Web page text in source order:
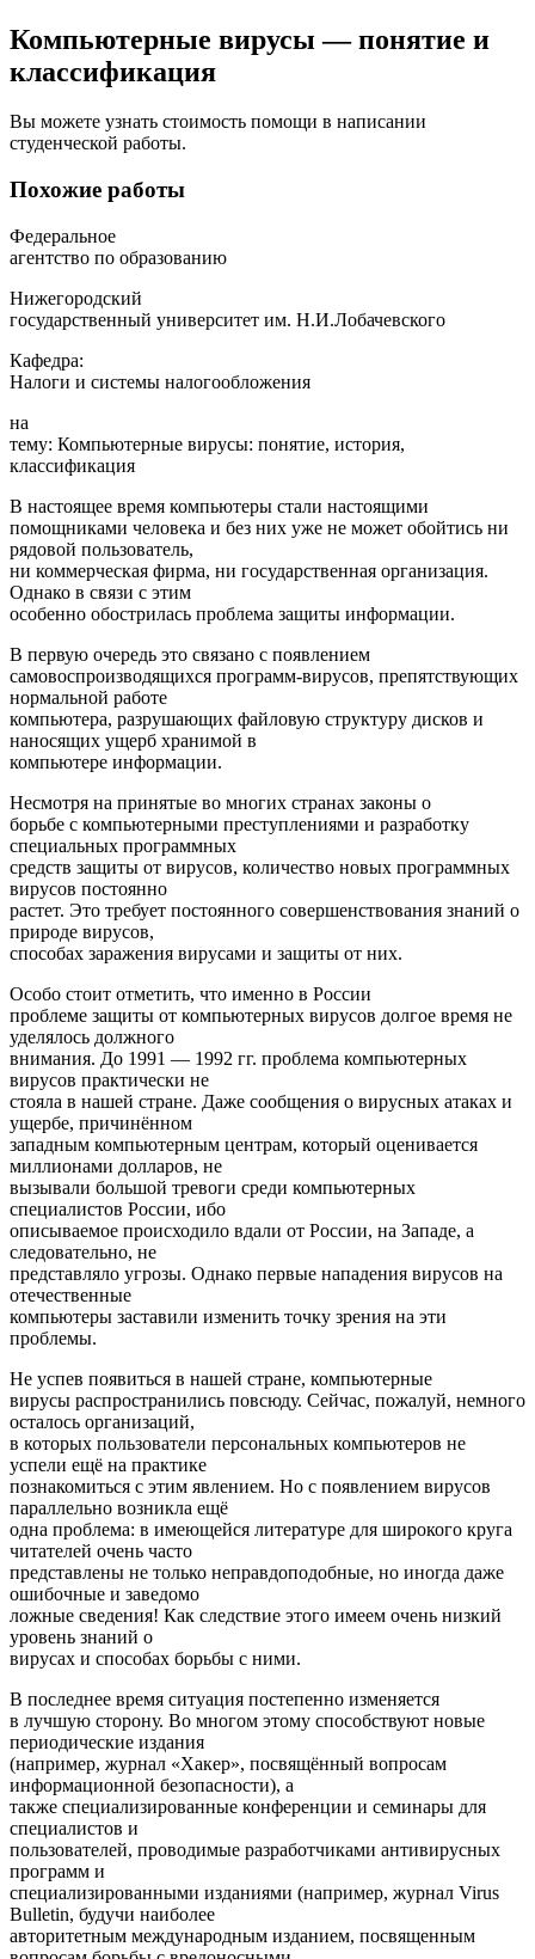
Компьютерные вирусы — понятие и
классификация
Вы можете узнать стоимость помощи в написании
студенческой работы.
Похожие работы
Федеральное
агентство по образованию
Нижегородский
государственный университет им. Н.И.Лобачевского
Кафедра:
Налоги и системы налогообложения
на
тему: Компьютерные вирусы: понятие, история,
классификация
В настоящее время компьютеры стали настоящими
помощниками человека и без них уже не может обойтись ни
рядовой пользователь,
ни коммерческая фирма, ни государственная организация.
Однако в связи с этим
особенно обострилась проблема защиты информации.
В первую очередь это связано с появлением
самовоспроизводящихся программ-вирусов, препятствующих
нормальной работе
компьютера, разрушающих файловую структуру дисков и
наносящих ущерб хранимой в
компьютере информации.
Несмотря на принятые во многих странах законы о
борьбе с компьютерными преступлениями и разработку
специальных программных
средств защиты от вирусов, количество новых программных
вирусов постоянно
растет. Это требует постоянного совершенствования знаний о
природе вирусов,
способах заражения вирусами и защиты от них.
Особо стоит отметить, что именно в России
проблеме защиты от компьютерных вирусов долгое время не
уделялось должного
внимания. До 1991 — 1992 гг. проблема компьютерных
вирусов практически не
стояла в нашей стране. Даже сообщения о вирусных атаках и
ущербе, причинённом
западным компьютерным центрам, который оценивается
миллионами долларов, не
вызывали большой тревоги среди компьютерных
специалистов России, ибо
описываемое происходило вдали от России, на Западе, а
следовательно, не
представляло угрозы. Однако первые нападения вирусов на
отечественные
компьютеры заставили изменить точку зрения на эти
проблемы.
Не успев появиться в нашей стране, компьютерные
вирусы распространились повсюду. Сейчас, пожалуй, немного
осталось организаций,
в которых пользователи персональных компьютеров не
успели ещё на практике
познакомиться с этим явлением. Но с появлением вирусов
параллельно возникла ещё
одна проблема: в имеющейся литературе для широкого круга
читателей очень часто
представлены не только неправдоподобные, но иногда даже
ошибочные и заведомо
ложные сведения! Как следствие этого имеем очень низкий
уровень знаний о
вирусах и способах борьбы с ними.
В последнее время ситуация постепенно изменяется
в лучшую сторону. Во многом этому способствуют новые
периодические издания
(например, журнал «Хакер», посвящённый вопросам
информационной безопасности), а
также специализированные конференции и семинары для
специалистов и
пользователей, проводимые разработчиками антивирусных
программ и
специализированными изданиями (например, журнал Virus
Bulletin, будучи наиболее
авторитетным международным изданием, посвященным